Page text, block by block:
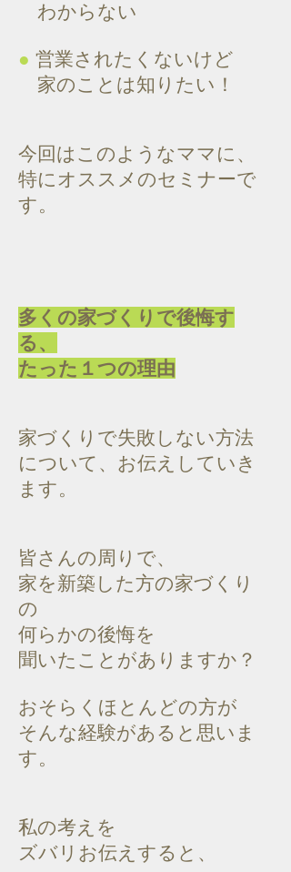
わからない
● 営業されたくないけど
家のことは知りたい！
今回はこのようなママに、
特にオススメのセミナーで
す。
多くの家づくりで後悔す
る、
たった１つの理由
家づくりで失敗しない方法
について、お伝えしていき
ます。
皆さんの周りで、
家を新築した方の家づくり
の
何らかの後悔を
聞いたことがありますか？
おそらくほとんどの方が
そんな経験があると思いま
す。
私の考えを
ズバリお伝えすると、